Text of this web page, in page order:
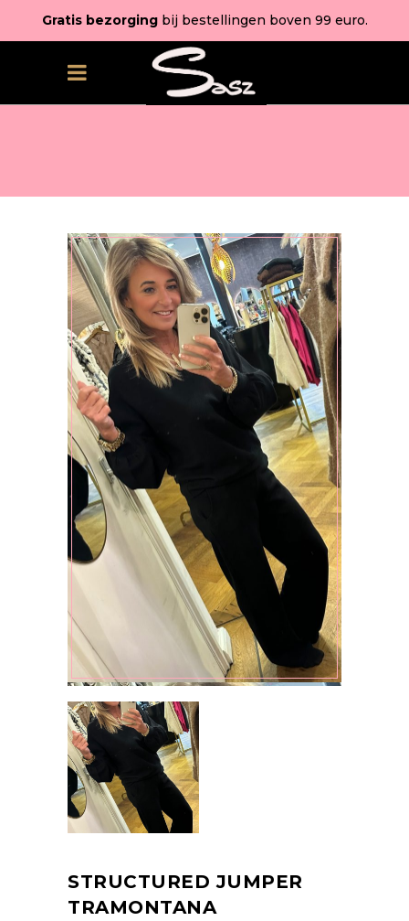
Gratis bezorgingbij bestellingen boven 99 euro.
STRUCTURED JUMPER
TRAMONTANA